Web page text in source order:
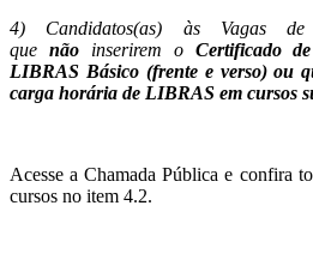
4) Candidatos(as) às Vagas de
que nãoinserirem o Certificado
LIBRAS Básico (frente e verso) ou
carga horária de LIBRAS em cursos
Acesse a Chamada Pública e confira
cursos no item 4.2.